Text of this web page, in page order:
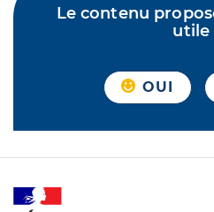
Le contenu
utile
OUI